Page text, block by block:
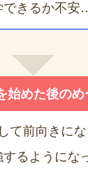
できるか不安
始めた後のめ
て前向きにな
るようにな